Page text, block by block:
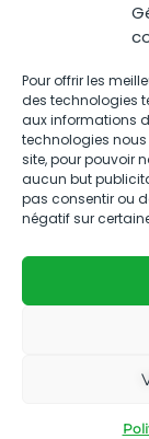
Pour offrir les
des technologies
aux informations
technologies
site, pour pouvoir
aucun but
pas consentir ou
négatif sur
Nous
Kit
Kit média